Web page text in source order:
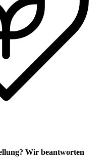
Wir beantworten